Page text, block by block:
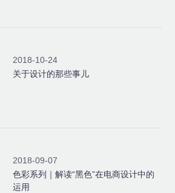
2018-10-24
关于设计的那些事儿
2018-09-07
色彩系列｜解读“黑色”在电商设计中的
运用